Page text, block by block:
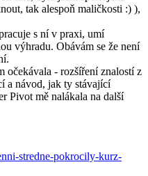
tak alespoň maličkosti :) ),
s ní v praxi, umí
výhradu. Obávám se že není
očekávala - rozšíření znalostí z
a návod, jak ty stávající
Pivot mě nalákala na další
stredne-pokrocily-kurz-